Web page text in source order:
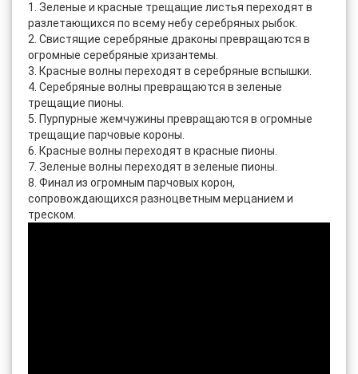
1. Зеленые и красные трещащие листья переходят в
разлетающихся по всему небу серебряных рыбок.
2. Свистящие серебряные драконы превращаются в
огромные серебряные хризантемы.
3. Красные волны переходят в серебряные вспышки.
4. Серебряные волны превращаются в зеленые
трещащие пионы.
5. Пурпурные жемчужины превращаются в огромные
трещащие парчовые короны.
6. Красные волны переходят в красные пионы.
7. Зеленые волны переходят в зеленые пионы.
8. Финал из огромным парчовых корон,
сопровождающихся разноцветным мерцанием и
треском.